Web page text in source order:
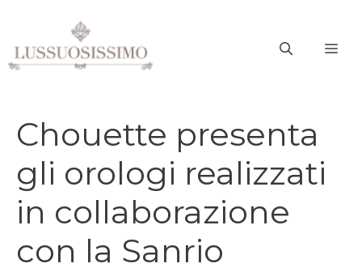
contenuto
Chouette presenta
gli orologi realizzati
in collaborazione
con la Sanrio